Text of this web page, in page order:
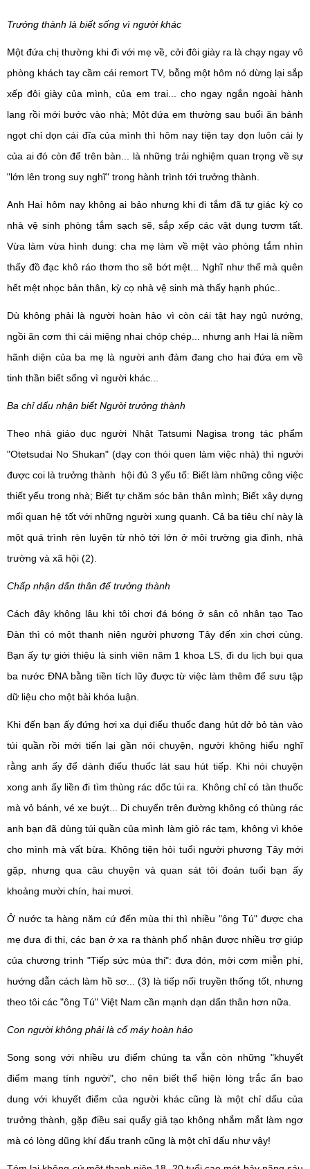
Trưởng thành là biết sống vì người khác
Một đứa chị thường khi đi với mẹ về, cởi đôi giày ra là chạy ngay vô
phòng khách tay cầm cái remort TV, bỗng một hôm nó dừng lại sắp
xếp đôi giày của mình, của em trai... cho ngay ngắn ngoài hành
lang rồi mới bước vào nhà; Một đứa em thường sau buổi ăn bánh
ngọt chỉ dọn cái đĩa của mình thì hôm nay tiện tay dọn luôn cái ly
của ai đó còn để trên bàn... là những trải nghiệm quan trọng về sự
"lớn lên trong suy nghĩ" trong hành trình tới trưởng thành.
Anh Hai hôm nay không ai bảo nhưng khi đi tắm đã tự giác kỳ cọ
nhà vệ sinh phòng tắm sạch sẽ, sắp xếp các vật dụng tươm tất.
Vừa làm vừa hình dung: cha mẹ làm về mệt vào phòng tắm nhìn
thấy đồ đạc khô ráo thơm tho sẽ bớt mệt... Nghĩ như thế mà quên
hết mệt nhọc bản thân, kỳ cọ nhà vệ sinh mà thấy hạnh phúc..
Dù không phải là người hoàn hảo vì còn cái tật hay ngủ nướng,
ngồi ăn cơm thì cái miệng nhai chóp chép... nhưng anh Hai là niềm
hãnh diện của ba mẹ là người anh đảm đang cho hai đứa em về
tinh thần biết sống vì người khác...
Ba chỉ dấu nhận biết Người trưởng thành
Theo nhà giáo dục người Nhật Tatsumi Nagisa trong tác phẩm
"Otetsudai No Shukan" (dạy con thói quen làm việc nhà) thì người
được coi là trưởng thành hội đủ 3 yếu tố: Biết làm những công việc
thiết yếu trong nhà; Biết tự chăm sóc bản thân mình; Biết xây dựng
mối quan hệ tốt với những người xung quanh. Cả ba tiêu chí này là
một quá trình rèn luyện từ nhỏ tới lớn ở môi trường gia đình, nhà
trường và xã hội (2).
Chấp nhận dấn thân để trưởng thành
Cách đây không lâu khi tôi chơi đá bóng ở sân cỏ nhân tạo Tao
Đàn thì có một thanh niên người phương Tây đến xin chơi cùng.
Bạn ấy tự giới thiệu là sinh viên năm 1 khoa LS, đi du lịch bụi qua
ba nước ĐNA bằng tiền tích lũy được từ việc làm thêm để sưu tập
dữ liệu cho một bài khóa luận.
Khi đến bạn ấy đứng hơi xa dụi điếu thuốc đang hút dở bỏ tàn vào
túi quần rồi mới tiến lại gần nói chuyện, người không hiểu nghĩ
rằng anh ấy để dành điếu thuốc lát sau hút tiếp. Khi nói chuyện
xong anh ấy liền đi tìm thùng rác dốc túi ra. Không chỉ có tàn thuốc
mà vỏ bánh, vé xe buýt... Di chuyển trên đường không có thùng rác
anh bạn đã dùng túi quần của mình làm giỏ rác tạm, không vì khỏe
cho mình mà vất bừa. Không tiện hỏi tuổi người phương Tây mới
gặp, nhưng qua câu chuyện và quan sát tôi đoán tuổi bạn ấy
khoảng mười chín, hai mươi.
Ở nước ta hàng năm cứ đến mùa thi thì nhiều "ông Tú" được cha
mẹ đưa đi thi, các bạn ở xa ra thành phố nhận được nhiều trợ giúp
của chương trình "Tiếp sức mùa thi": đưa đón, mời cơm miễn phí,
hướng dẫn cách làm hồ sơ... (3) là tiếp nối truyền thống tốt, nhưng
theo tôi các "ông Tú" Việt Nam cần mạnh dạn dấn thân hơn nữa.
Con người không phải là cổ máy hoàn hảo
Song song với nhiều ưu điểm chúng ta vẫn còn những "khuyết
điểm mang tính người", cho nên biết thể hiện lòng trắc ẩn bao
dung với khuyết điểm của người khác cũng là một chỉ dấu của
trưởng thành, gặp điều sai quấy giả tạo không nhắm mắt làm ngơ
mà có lòng dũng khí đấu tranh cũng là một chỉ dấu như vậy!